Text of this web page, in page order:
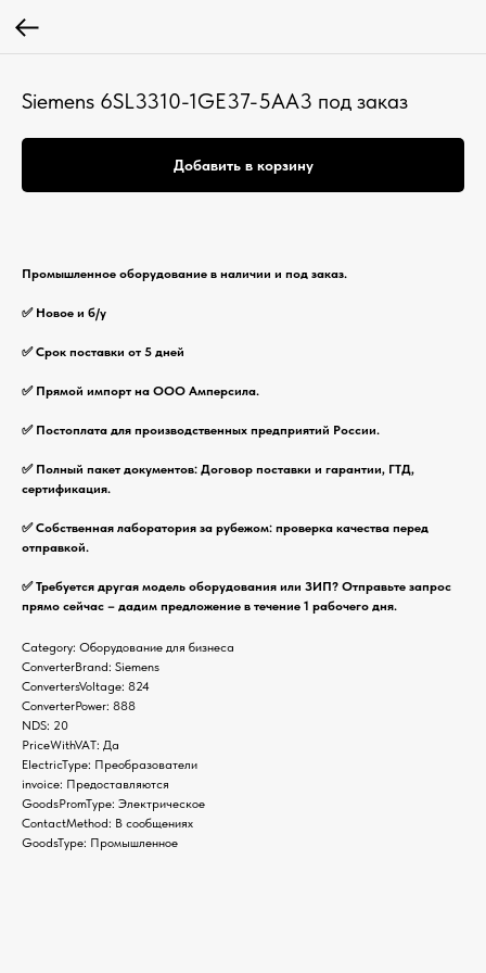
Siemens 6SL3310-1GE37-5AA3 под заказ
Добавить в корзину
Промышленное оборудование в наличии и под заказ.
✅ Новое и б/у
✅ Срок поставки от 5 дней
✅ Прямой импорт на ООО Амперсила.
✅ Постоплата для производственных предприятий России.
✅ Полный пакет документов: Договор поставки и гарантии, ГТД,
сертификация.
✅ Собственная лаборатория за рубежом: проверка качества перед
отправкой.
✅ Требуется другая модель оборудования или ЗИП? Отправьте запрос
прямо сейчас – дадим предложение в течение 1 рабочего дня.
Category: Оборудование для бизнеса
ConverterBrand: Siemens
ConvertersVoltage: 824
ConverterPower: 888
NDS: 20
PriceWithVAT: Да
ElectricType: Преобразователи
invoice: Предоставляются
GoodsPromType: Электрическое
ContactMethod: В сообщениях
GoodsType: Промышленное